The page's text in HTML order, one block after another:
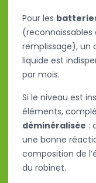
Pour les
(reconnaissables
remplissage), un
liquide est
par mois.
Si le niveau est
éléments,
déminéralisée :
une bonne
composition de
du robinet.